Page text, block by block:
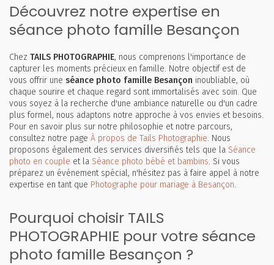
Découvrez notre expertise en
séance photo famille Besançon
Chez TAILS PHOTOGRAPHIE, nous comprenons l'importance de
capturer les moments précieux en famille. Notre objectif est de
vous offrir une séance photo famille Besançon inoubliable, où
chaque sourire et chaque regard sont immortalisés avec soin. Que
vous soyez à la recherche d'une ambiance naturelle ou d'un cadre
plus formel, nous adaptons notre approche à vos envies et besoins.
Pour en savoir plus sur notre philosophie et notre parcours,
consultez notre page À propos de Tails Photographie. Nous
proposons également des services diversifiés tels que la Séance
photo en couple et la Séance photo bébé et bambins. Si vous
préparez un événement spécial, n'hésitez pas à faire appel à notre
expertise en tant que Photographe pour mariage à Besançon.
Pourquoi choisir TAILS
PHOTOGRAPHIE pour votre séance
photo famille Besançon ?